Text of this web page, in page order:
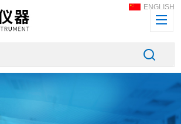
ENGLISH